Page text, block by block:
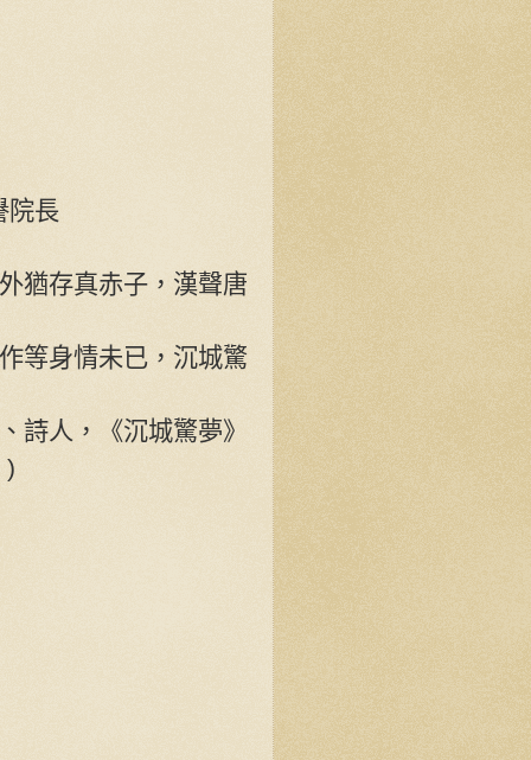
院長
猶存真赤子，漢聲唐
等身情未已，沉城驚
詩人，《沉城驚夢》
)